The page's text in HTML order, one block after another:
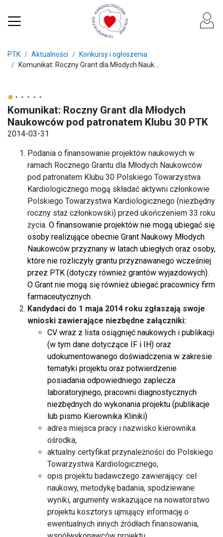
PTK Aktualności
Konkursy i ogłoszenia
Komunikat: Roczny Grant dla Młodych Nauk...
Komunikat: Roczny Grant dla Młodych
Naukowców pod patronatem Klubu 30 PTK
2014-03-31
Podania o finansowanie projektów naukowych w
ramach Rocznego Grantu dla Młodych Naukowców
pod patronatem Klubu 30 Polskiego Towarzystwa
Kardiologicznego mogą składać aktywni członkowie
Polskiego Towarzystwa Kardiologicznego (niezbędny
roczny staż członkowski) przed ukończeniem 33 roku
życia. O finansowanie projektów nie mogą ubiegać się
osoby realizujące obecnie Grant Naukowy Młodych
Naukowców przyznany w latach ubiegłych oraz osoby,
które nie rozliczyły grantu przyznawanego wcześniej
przez PTK (dotyczy również grantów wyjazdowych).
O Grant nie mogą się również ubiegać pracownicy firm
farmaceutycznych.
Kandydaci do 1 maja 2014 roku zgłaszają swoje
wnioski zawierające niezbędne załączniki:
CV wraz z lista osiągnięć naukowych i publikacji
(w tym dane dotyczące IF i IH) oraz
udokumentowanego doświadczenia w zakresie
tematyki projektu oraz potwierdzenie
posiadania odpowiedniego zaplecza
laboratoryjnego, pracowni diagnostycznych
niezbędnych do wykonania projektu (publikacje
lub pismo Kierownika Kliniki)
adres miejsca pracy i nazwisko kierownika
ośrodka,
aktualny certyfikat przynależności do Polskiego
Towarzystwa Kardiologicznego,
opis projektu badawczego zawierający: cel
naukowy, metodykę badania, spodziewane
wyniki, argumenty wskazujące na nowatorstwo
projektu kosztorys ujmujący informację o
ewentualnych innych źródłach finansowania,